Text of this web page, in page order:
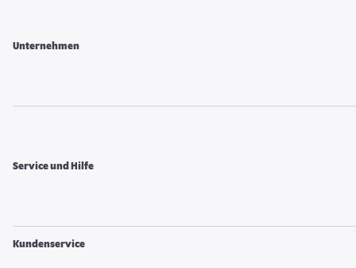
Unternehmen
Service und Hilfe
Kundenservice